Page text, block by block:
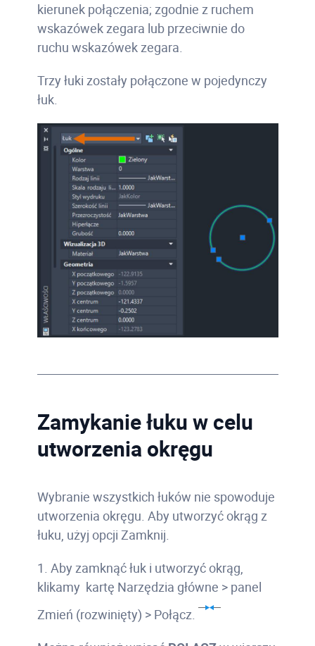
kierunek połączenia; zgodnie z ruchem
wskazówek zegara lub przeciwnie do
ruchu wskazówek zegara.
Trzy łuki zostały połączone w pojedynczy
łuk.
Zamykanie łuku w celu
utworzenia okręgu
Wybranie wszystkich łuków nie spowoduje
utworzenia okręgu. Aby utworzyć okrąg z
łuku, użyj opcji Zamknij.
1. Aby zamknąć łuk i utworzyć okrąg,
klikamy kartę Narzędzia główne > panel
Zmień (rozwinięty) > Połącz.